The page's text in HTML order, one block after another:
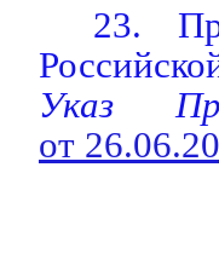
23.
Указ
от